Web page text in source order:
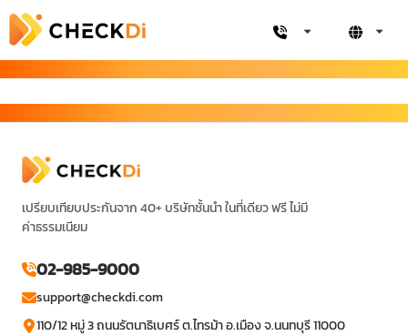
เปรียบเทียบประกันจาก 40+ บริษัทชั้นนำ ในที่เดียว ฟรี ไม่มี
ค่าธรรมเนียม
02-985-9000
support@checkdi.com
110/12 หมู่ 3 ถนนรัตนาธิเบศร์ ต.ไทรม้า อ.เมือง จ.นนทบุรี 11000